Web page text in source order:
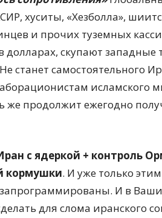
хуситы, «Хезболла»,
и прочих туземных
долларах, скупают
станет самостоятельного
исламского
же продолжит ежегодно
с ядеркой + контроль
кормушки. И уже только
И в
для слома иранского